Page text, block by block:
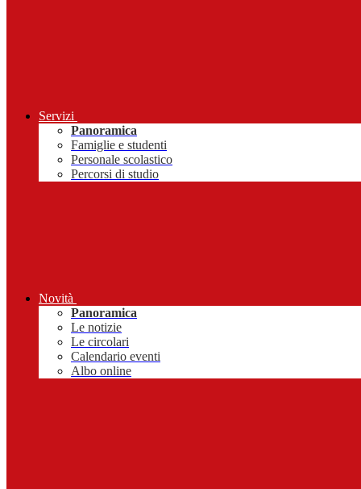
Servizi
Panoramica
Famiglie e studenti
Personale scolastico
Percorsi di studio
Novità
Panoramica
Le notizie
Le circolari
Calendario eventi
Albo online